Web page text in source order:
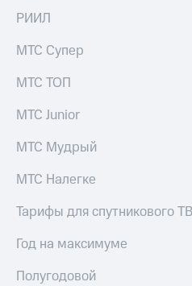
Смартфоны
Наушники
колонки
Умные
часы
трекеры
Умный
РИИЛ
МТС Супер
МТС ТОП
МТС Junior
МТС Мудрый
МТС Налегке
Тарифы для спутникового ТВ
Год на максимуме
Полугодовой